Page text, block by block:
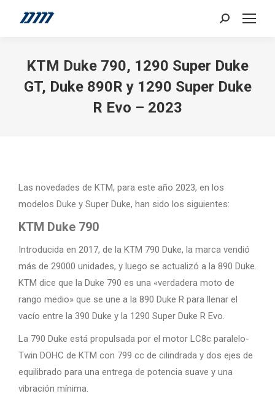
Search:
KTM Duke 790, 1290 Super Duke
GT, Duke 890R y 1290 Super Duke
R Evo – 2023
Las novedades de KTM, para este año 2023, en los
modelos Duke y Super Duke, han sido los siguientes:
KTM Duke 790
Introducida en 2017, de la KTM 790 Duke, la marca vendió
más de 29000 unidades, y luego se actualizó a la 890 Duke.
KTM dice que la Duke 790 es una «verdadera moto de
rango medio» que se une a la 890 Duke R para llenar el
vacío entre la 390 Duke y la 1290 Super Duke R Evo.
La 790 Duke está propulsada por el motor LC8c paralelo-
Twin DOHC de KTM con 799 cc de cilindrada y dos ejes de
equilibrado para una entrega de potencia suave y una
vibración mínima.